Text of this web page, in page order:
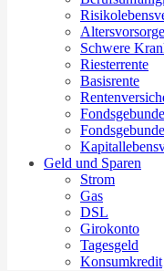
Altersvorsorge
Schwere
Riesterrente
Basisrente
Geld und Sparen
Strom
Gas
DSL
Girokonto
Tagesgeld
Konsumkredit